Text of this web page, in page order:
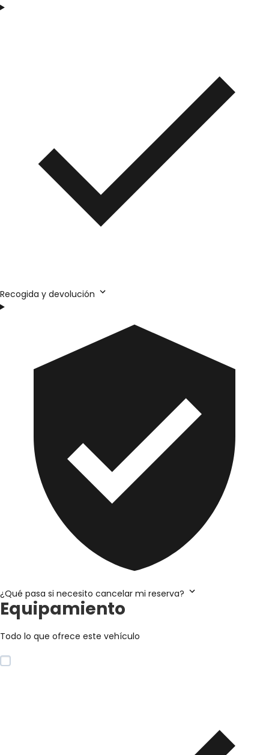
Recogida y devolución
¿Qué pasa si necesito cancelar mi reserva?
Equipamiento
Todo lo que ofrece este vehículo